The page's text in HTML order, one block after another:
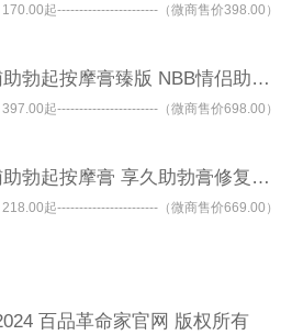
起-----------------------（微商售价398.00）
NBB外用辅助勃起按摩膏臻版 NBB情侣助勃按摩膏 NBB助勃膏
起-----------------------（微商售价698.00）
享久外用辅助勃起按摩膏 享久助勃膏修复型 享久助勃膏养护型
起-----------------------（微商售价669.00）
百品革命家官网 版权所有